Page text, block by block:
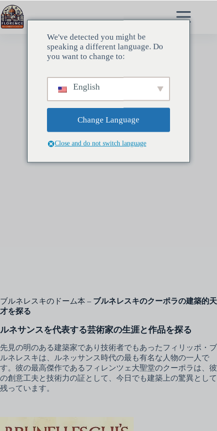
ン
テ
ブルネレスキのドーム本 – ブルネレスキのクーポラの建築的天
才を探る
ルネサンスを代表する芸術家の生涯と作品を探る
先見の明のある建築家であり技術者でもあったフィリッポ・ブ
ルネレスキは、ルネッサンス時代の最も有名な人物の一人で
す。彼の最高傑作であるフィレンツェ大聖堂のクーポラは、彼
の創意工夫と技術力の証として、今日でも建築上の驚異として
残っています。
We've detected you might be
speaking a different language. Do
you want to change to:
English
Change Language
Close and do not switch language